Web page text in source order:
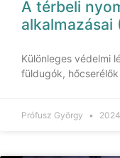
A térbeli
alkalmazásai
Különleges védelmi
füldugók,
Prófusz György